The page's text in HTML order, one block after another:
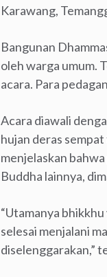
Karawang,
Bangunan
oleh warga umum.
acara. Para
Acara diawali
hujan deras
menjelaskan
Buddha lainnya,
“Utamanya
selesai menjalani
diselenggarakan,”